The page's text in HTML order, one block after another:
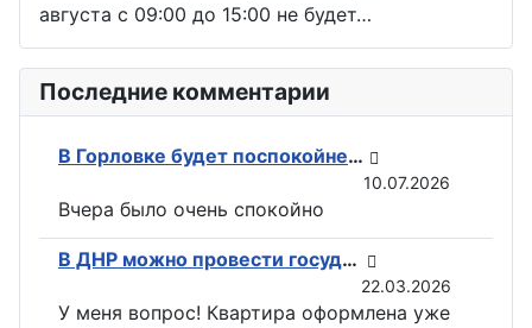
августа с 09:00 до 15:00 не будет…
Последние комментарии
В Горловке будет поспокойней: ВС РФ возвели флаги на всех ключевых точках при освобождении Константиновки
10.07.2026
Вчера было очень спокойно
В ДНР можно провести государственную регистрацию прав на недвижимость в электронном виде
22.03.2026
У меня вопрос! Квартира оформлена уже